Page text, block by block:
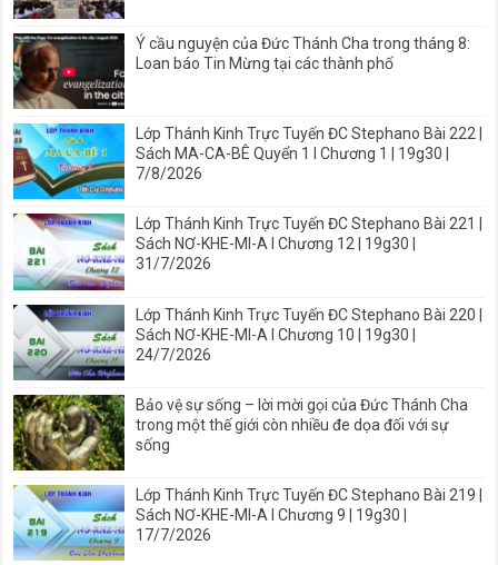
Ý cầu nguyện của Đức Thánh Cha trong tháng 8:
Loan báo Tin Mừng tại các thành phố
Lớp Thánh Kinh Trực Tuyến ĐC Stephano Bài 222 |
Sách MA-CA-BÊ Quyển 1 I Chương 1 | 19g30 |
7/8/2026
Lớp Thánh Kinh Trực Tuyến ĐC Stephano Bài 221 |
Sách NƠ-KHE-MI-A I Chương 12 | 19g30 |
31/7/2026
Lớp Thánh Kinh Trực Tuyến ĐC Stephano Bài 220 |
Sách NƠ-KHE-MI-A I Chương 10 | 19g30 |
24/7/2026
Bảo vệ sự sống – lời mời gọi của Đức Thánh Cha
trong một thế giới còn nhiều đe dọa đối với sự
sống
Lớp Thánh Kinh Trực Tuyến ĐC Stephano Bài 219 |
Sách NƠ-KHE-MI-A I Chương 9 | 19g30 |
17/7/2026